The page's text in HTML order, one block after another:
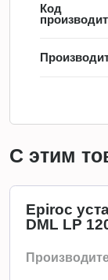
Код
С этим
Epiroc
DML LP